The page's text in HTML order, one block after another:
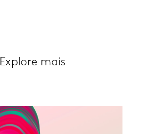
Explore mais